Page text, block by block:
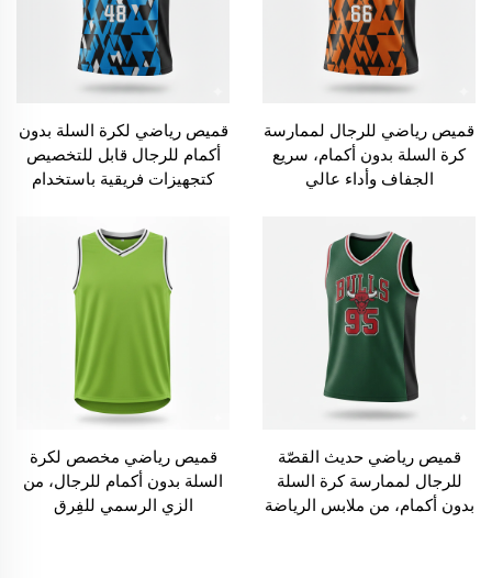
قميص رياضي للرجال لممارسة
كرة السلة بدون أكمام، سريع
الجفاف وأداء عالي
قميص رياضي لكرة السلة بدون
أكمام للرجال قابل للتخصيص
كتجهيزات فريقية باستخدام
قميص رياضي حديث القصّة
للرجال لممارسة كرة السلة
بدون أكمام، من ملابس الرياضة
قميص رياضي مخصص لكرة
السلة بدون أكمام للرجال، من
الزي الرسمي للفِرق